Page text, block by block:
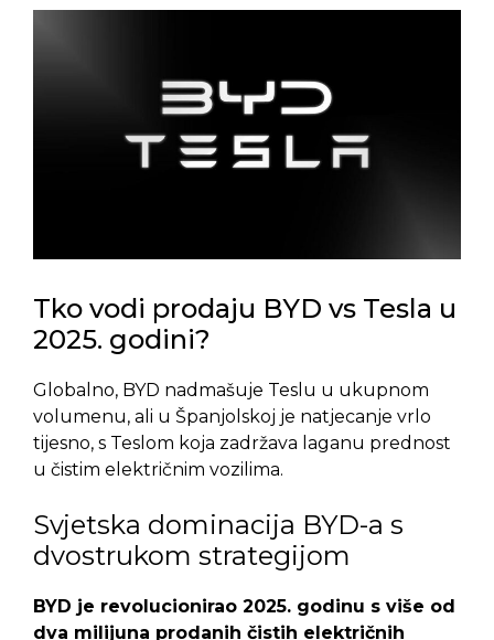
Tko vodi prodaju BYD vs Tesla u
2025. godini?
Globalno, BYD nadmašuje Teslu u ukupnom
volumenu, ali u Španjolskoj je natjecanje vrlo
tijesno, s Teslom koja zadržava laganu prednost
u čistim električnim vozilima.
Svjetska dominacija BYD-a s
dvostrukom strategijom
BYD je revolucionirao 2025. godinu s više od
dva milijuna prodanih čistih električnih